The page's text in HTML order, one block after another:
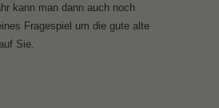
kann man dann auch noch
Fragespiel um die gute alte
Sie.